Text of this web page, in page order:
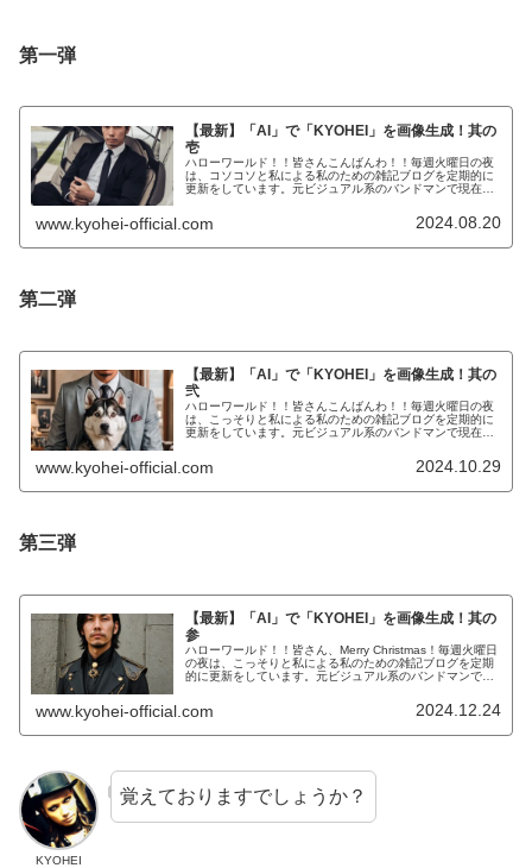
第一弾
【最新】「AI」で「KYOHEI」を画像生成！其の
壱
ハローワールド！！皆さんこんばんわ！！毎週火曜日の夜
は、コソコソと私による私のための雑記ブログを定期的に
更新をしています。元ビジュアル系のバンドマンで現在大
www.kyohei-official.com 2024.08.20
第二弾
【最新】「AI」で「KYOHEI」を画像生成！其の
弐
ハローワールド！！皆さんこんばんわ！！毎週火曜日の夜
は、こっそりと私による私のための雑記ブログを定期的に
更新をしています。元ビジュアル系のバンドマンで現在大
www.kyohei-official.com 2024.10.29
第三弾
【最新】「AI」で「KYOHEI」を画像生成！其の
参
ハローワールド！！皆さん、Merry Christmas！毎週火曜日
の夜は、こっそりと私による私のための雑記ブログを定期
的に更新をしています。元ビジュアル系のバンドマンで現
www.kyohei-official.com 2024.12.24
KYOHEI
覚えておりますでしょうか？